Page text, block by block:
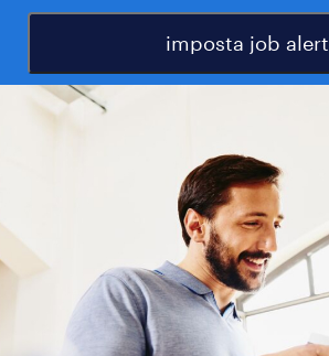
imposta job alert